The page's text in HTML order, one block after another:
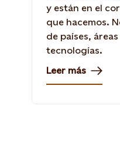
y están en el
que hacemos.
de países,
tecnologías.
Leer más